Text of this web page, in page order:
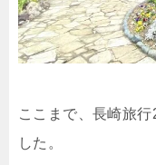
ここまで、長崎旅
した。